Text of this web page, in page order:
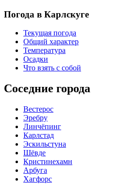
Погода в Карлскуге
Текущая погода
Общий характер
Температура
Осадки
Что взять с собой
Соседние города
Вестерос
Эребру
Линчёпинг
Карлстад
Эскильстуна
Шёвде
Кристинехамн
Арбуга
Хагфорс